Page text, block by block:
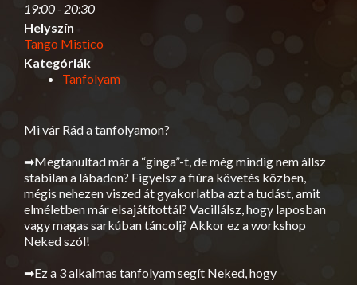
19:00 - 20:30
Helyszín
Tango Mistico
Kategóriák
Tanfolyam
Mi vár Rád a tanfolyamon?
➡Megtanultad már a “ginga”-t, de még mindig nem állsz
stabilan a lábadon? Figyelsz a fiúra követés közben,
mégis nehezen viszed át gyakorlatba azt a tudást, amit
elméletben már elsajátítottál? Vacillálsz, hogy laposban
vagy magas sarkúban táncolj? Akkor ez a workshop
Neked szól!
➡Ez a 3 alkalmas tanfolyam segít Neked, hogy